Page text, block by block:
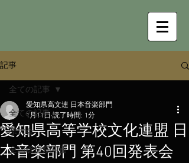
記事
全ての記事
県大会
全国総文祭関連
全ての記事
愛知県高等学校文化連盟 日
本音楽部門 第40回発表会
愛知県高文連 日本音楽部門
1月11日 読了時間: 1分